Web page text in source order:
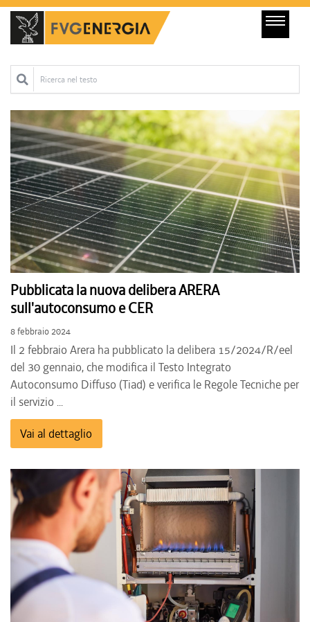
Ricerca nel testo
Pubblicata la nuova delibera ARERA
sull'autoconsumo e CER
8 febbraio 2024
Il 2 febbraio Arera ha pubblicato la delibera 15/2024/R/eel
del 30 gennaio, che modifica il Testo Integrato
Autoconsumo Diffuso (Tiad) e verifica le Regole Tecniche per
il servizio ...
Vai al dettaglio